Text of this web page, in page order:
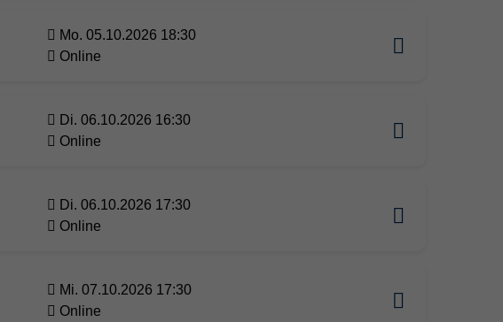
Mo. 05.10.2026 18:30
Online
Di. 06.10.2026 16:30
Online
Di. 06.10.2026 17:30
Online
Mi. 07.10.2026 17:30
Online